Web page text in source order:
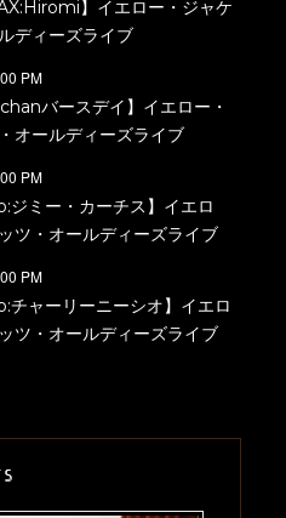
】イエロー・ジャケ
ディーズライブ
PM
バースデイ】イエロー・
オールディーズライブ
PM
ジミー・カーチス】イエロ
ツ・オールディーズライブ
PM
チャーリーニーシオ】イエロ
ツ・オールディーズライブ